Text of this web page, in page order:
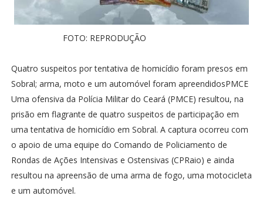
FOTO: REPRODUÇÃO
Quatro suspeitos por tentativa de homicídio foram presos em
Sobral; arma, moto e um automóvel foram apreendidosPMCE
Uma ofensiva da Polícia Militar do Ceará (PMCE) resultou, na
prisão em flagrante de quatro suspeitos de participação em
uma tentativa de homicídio em Sobral. A captura ocorreu com
o apoio de uma equipe do Comando de Policiamento de
Rondas de Ações Intensivas e Ostensivas (CPRaio) e ainda
resultou na apreensão de uma arma de fogo, uma motocicleta
e um automóvel.